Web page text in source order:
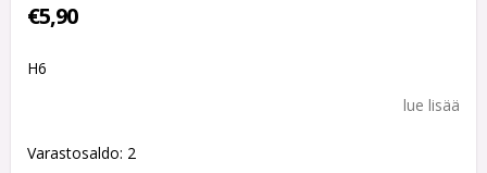
€5,90
H6
lue lisää
Varastosaldo: 2